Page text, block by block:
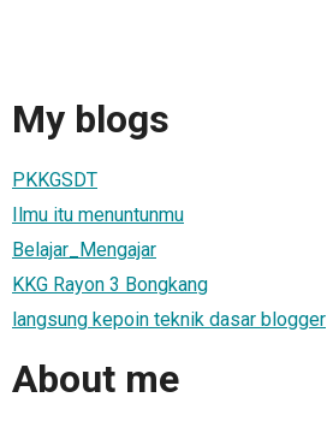
My blogs
PKKGSDT
Ilmu itu menuntunmu
Belajar_Mengajar
KKG Rayon 3 Bongkang
langsung kepoin teknik dasar blogger
About me